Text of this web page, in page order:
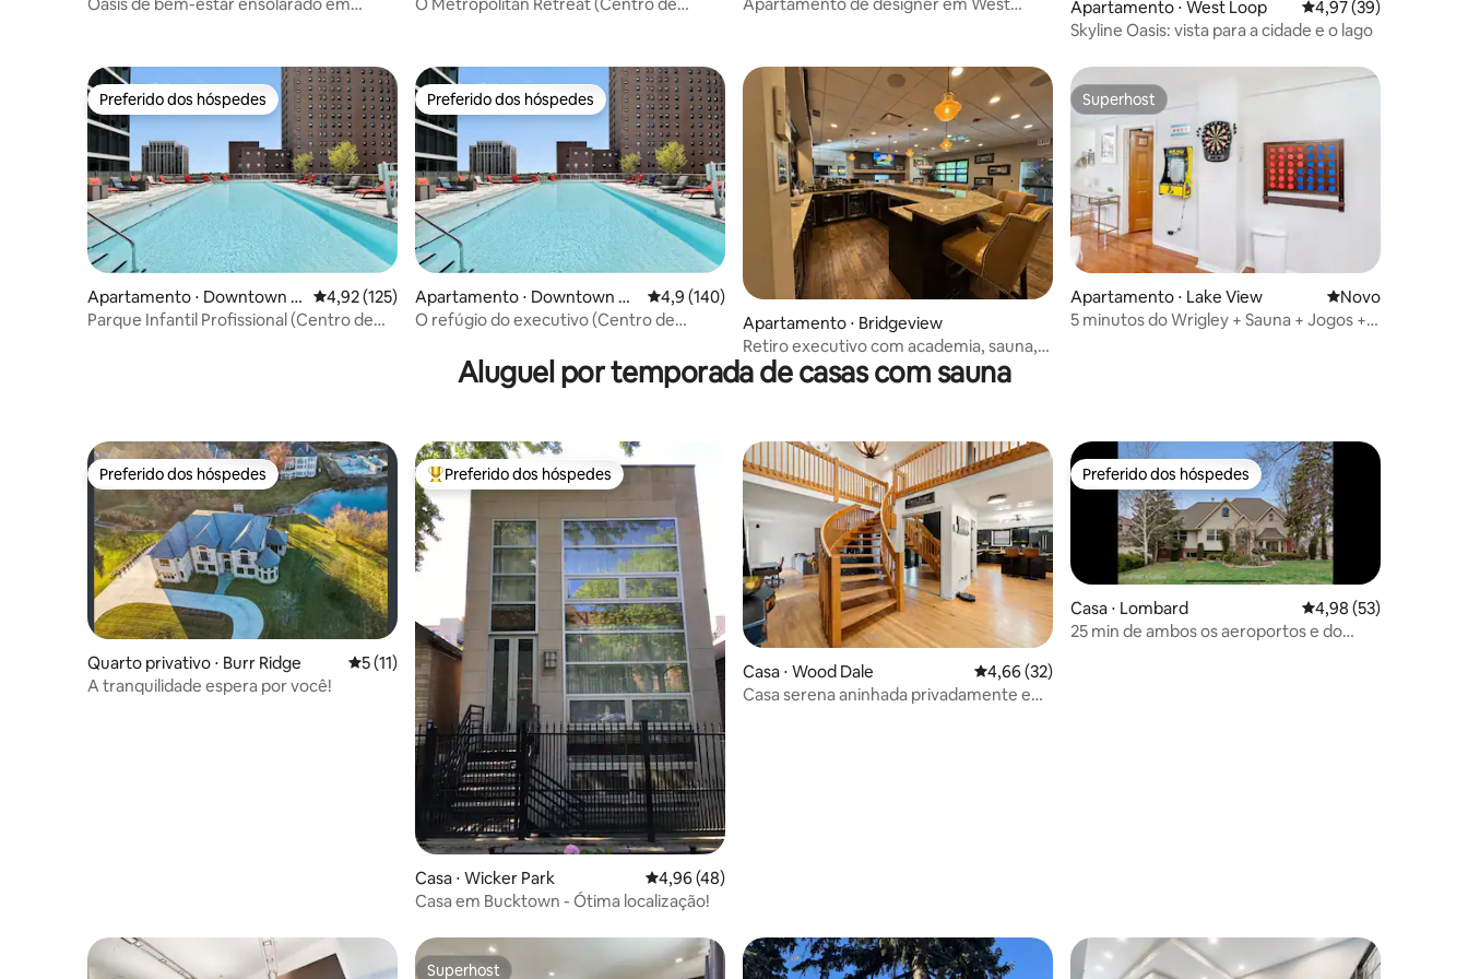
O Metropolitan Retreat (Centro de
Apartamento ⋅ West Loop 4,97 de uma
4,97 (39)
Skyline Oasis: vista para a cidade e o lago
Preferido dos hóspedes
Preferido dos hóspedes
Apartamento ⋅ Downtown C
hicago
4,92 de uma avaliação média de 5, 125 avaliações
4,92 (125)
Parque Infantil Profissional (Centro de
Preferido dos hóspedes
Preferido dos hóspedes
Apartamento ⋅ Downtown C
hicago
4,9 de uma avaliação média de 5, 140 avaliações
4,9 (140)
O refúgio do executivo (Centro de
Apartamento ⋅ Bridgeview
Retiro executivo com academia, sauna,
hidromassagem, vapor e chuveiro
Superhost
Superhost
Apartamento ⋅ Lake View Novo lugar para
Novo
5 minutos do Wrigley + Sauna + Jogos +
Aluguel por temporada de casas com sauna
Preferido dos hóspedes
Preferido dos hóspedes
Quarto privativo ⋅ Burr Ridge 5 de uma avaliação média de 5, 11 avaliações
5 (11)
A tranquilidade espera por você!
Entre os melhores preferidos dos hóspedes
Preferido dos hóspedes
Casa ⋅ Wicker Park 4,96 de uma avaliação média de 5, 48 avaliações
4,96 (48)
Casa em Bucktown - Ótima localização!
Casa ⋅ Wood Dale 4,66 de uma avaliação média de 5, 32 avaliações
4,66 (32)
Casa serena aninhada privadamente em
Preferido dos hóspedes
Preferido dos hóspedes
Casa ⋅ Lombard 4,98 de uma
4,98 (53)
25 min de ambos os aeroportos e do
Superhost